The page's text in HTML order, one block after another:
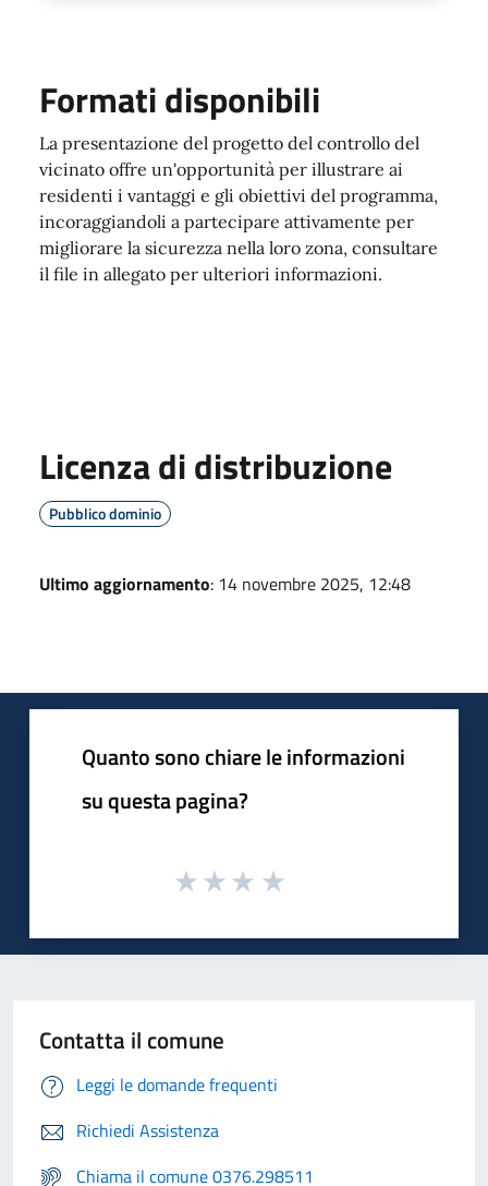
Formati disponibili
La presentazione del progetto del controllo del
vicinato offre un'opportunità per illustrare ai
residenti i vantaggi e gli obiettivi del programma,
incoraggiandoli a partecipare attivamente per
migliorare la sicurezza nella loro zona, consultare
il file in allegato per ulteriori informazioni.
Licenza di distribuzione
Pubblico dominio
Ultimo aggiornamento: 14 novembre 2025, 12:48
Quanto sono chiare le informazioni
su questa pagina?
Contatta il comune
Leggi le domande frequenti
Richiedi Assistenza
Chiama il comune 0376.298511